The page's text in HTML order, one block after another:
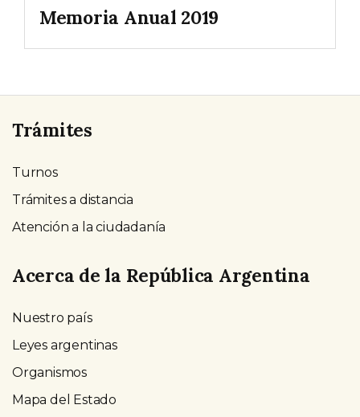
Memoria Anual 2019
Trámites
Turnos
Trámites a distancia
Atención a la ciudadanía
Acerca de la República Argentina
Nuestro país
Leyes argentinas
Organismos
Mapa del Estado